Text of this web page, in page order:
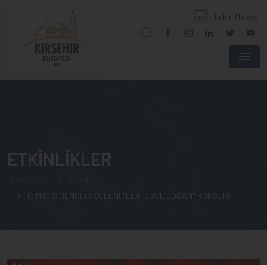
Halkın Masası
Menu
ETKİNLİKLER
19 MAYIS GENÇLİK ŞÖLENİ "ELİF BUSE DOĞAN" KONSERİ